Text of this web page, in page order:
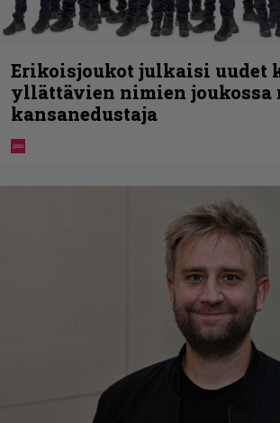
Erikoisjoukot julkaisi uudet
yllättävien nimien joukossa
kansanedustaja